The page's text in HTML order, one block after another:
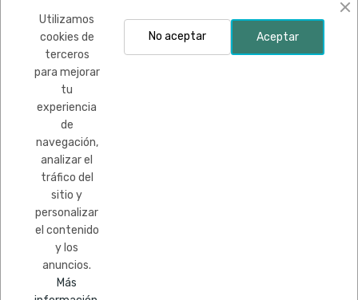
Financiado por la Unión Europea-Next Generation EU
Copyright © Todos los derechos reservados
Utilizamos
cookies de
terceros
para mejorar
tu
experiencia
de
navegación,
analizar el
tráfico del
sitio y
personalizar
el contenido
y los
anuncios.
Más
Aceptar
No aceptar